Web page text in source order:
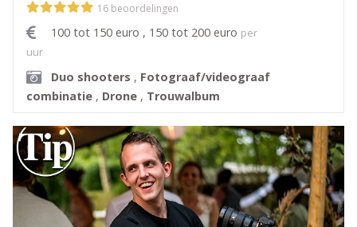
16 beoordelingen
100 tot 150 euro , 150 tot 200 euro per
uur
Duo shooters , Fotograaf/videograaf
combinatie , Drone , Trouwalbum